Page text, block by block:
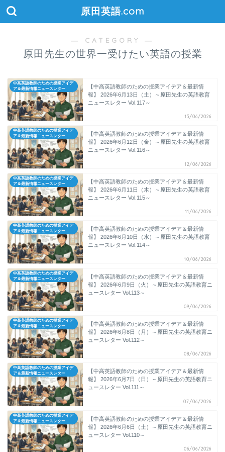
原田英語.com
― CATEGORY ―
原田先生の世界一受けたい英語の授業
中高英語教師のための授業アイデ
ア＆最新情報ニュースレター
【中高英語教師のための授業アイデア＆最新情
報】 2026年6月13日（土）～原田先生の英語教育
ニュースレター Vol.117～
13/06/2026
中高英語教師のための授業アイデ
ア＆最新情報ニュースレター
【中高英語教師のための授業アイデア＆最新情
報】 2026年6月12日（金）～原田先生の英語教育
ニュースレター Vol.116～
12/06/2026
中高英語教師のための授業アイデ
ア＆最新情報ニュースレター
【中高英語教師のための授業アイデア＆最新情
報】 2026年6月11日（木）～原田先生の英語教育
ニュースレター Vol.115～
11/06/2026
中高英語教師のための授業アイデ
ア＆最新情報ニュースレター
【中高英語教師のための授業アイデア＆最新情
報】 2026年6月10日（水）～原田先生の英語教育
ニュースレター Vol.114～
10/06/2026
中高英語教師のための授業アイデ
ア＆最新情報ニュースレター
【中高英語教師のための授業アイデア＆最新情
報】 2026年6月9日（火）～原田先生の英語教育ニ
ュースレター Vol.113～
09/06/2026
中高英語教師のための授業アイデ
ア＆最新情報ニュースレター
【中高英語教師のための授業アイデア＆最新情
報】 2026年6月8日（月）～原田先生の英語教育ニ
ュースレター Vol.112～
08/06/2026
中高英語教師のための授業アイデ
ア＆最新情報ニュースレター
【中高英語教師のための授業アイデア＆最新情
報】 2026年6月7日（日）～原田先生の英語教育ニ
ュースレター Vol.111～
07/06/2026
中高英語教師のための授業アイデ
ア＆最新情報ニュースレター
【中高英語教師のための授業アイデア＆最新情
報】 2026年6月6日（土）～原田先生の英語教育ニ
ュースレター Vol.110～
06/06/2026